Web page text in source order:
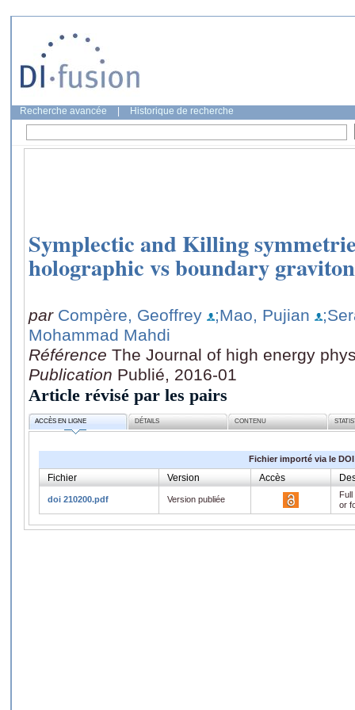
Recherche avancée Historique de recherche
Symplectic and Killing
holographic vs boundary
par Compère, Geoffrey ;Mao, Pujian
Mohammad Mahdi
Référence The Journal of high energy
Publication Publié, 2016-01
Article révisé par les pairs
ACCÈS EN LIGNE DÉTAILS CONTENU
Fichier importé via le DOI
Fichier Version Accès
doi 210200.pdf Version publiée
or